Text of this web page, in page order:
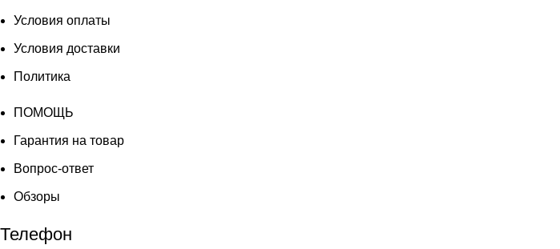
Условия оплаты
Условия доставки
Политика
ПОМОЩЬ
Гарантия на товар
Вопрос-ответ
Обзоры
Телефон